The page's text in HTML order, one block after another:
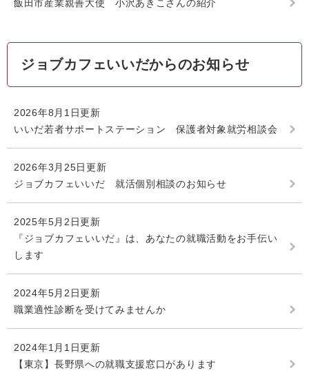
飯田市産業親善大使 小沢あきこさんの紹介
ジョブカフェいいだからのお知らせ
2026年8月1日更新
いいだ若者サポートステーション 保護者対象就労相談会
2026年3月25日更新
ジョブカフェいいだ 就活個別相談のお知らせ
2025年5月2日更新
『ジョブカフェいいだ』は、あなたの就職活動をお手伝い
します
2024年5月2日更新
職業適性診断を受けてみませんか
2024年1月1日更新
【東京】長野県への就職支援窓口があります